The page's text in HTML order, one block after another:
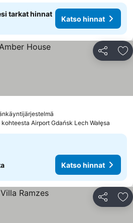
tarkat hinnat
Katso hinnat
Jaa
Airport Gdańsk Lech Wałęsa
Katso hinnat
Jaa